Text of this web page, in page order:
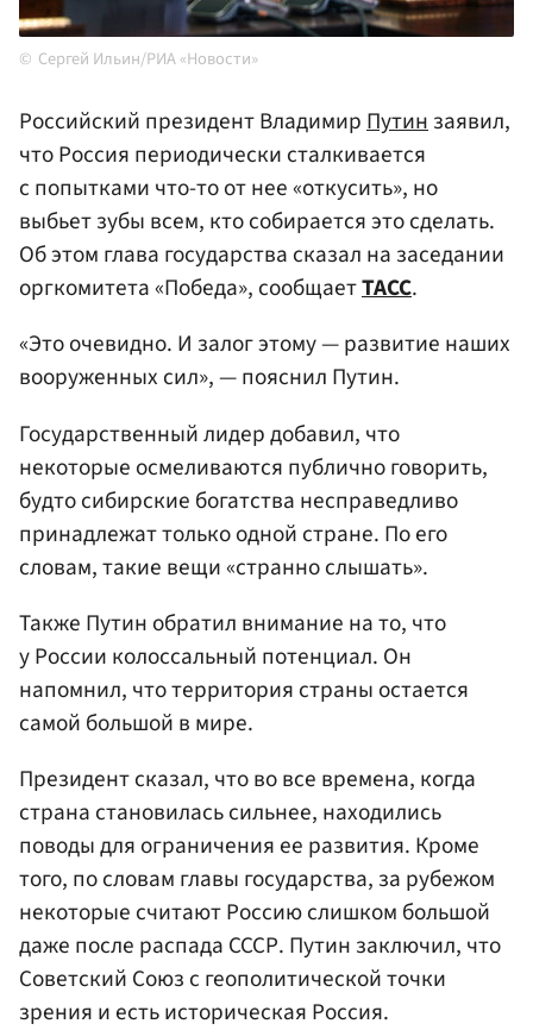
Сергей Ильин/РИА «Новости»
Российский президент ВладимирПутинзаявил,
что Россия периодически сталкивается
с попытками что-то от нее «откусить», но
выбьет зубы всем, кто собирается это сделать.
Об этом глава государства сказал на заседании
оргкомитета «Победа», сообщаетТАСС.
«Это очевидно. И залог этому — развитие наших
вооруженных сил», — пояснил Путин.
Государственный лидер добавил, что
некоторые осмеливаются публично говорить,
будто сибирские богатства несправедливо
принадлежат только одной стране. По его
словам, такие вещи «странно слышать».
Также Путин обратил внимание на то, что
у России колоссальный потенциал. Он
напомнил, что территория страны остается
самой большой в мире.
Президент сказал, что во все времена, когда
страна становилась сильнее, находились
поводы для ограничения ее развития. Кроме
того, по словам главы государства, за рубежом
некоторые считают Россию слишком большой
даже после распада СССР. Путин заключил, что
Советский Союз с геополитической точки
зрения и есть историческая Россия.